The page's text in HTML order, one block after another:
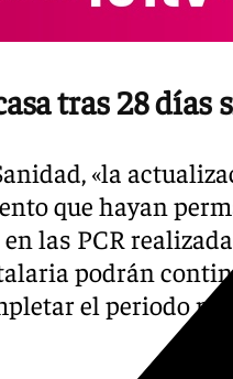
tras 28 días
«la
que hayan
en las PCR
podrán
el periodo